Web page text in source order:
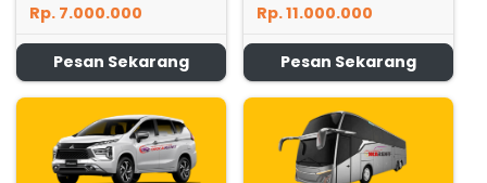
Rp. 7.000.000
Pesan Sekarang
Rp. 11.000.000
Pesan Sekarang